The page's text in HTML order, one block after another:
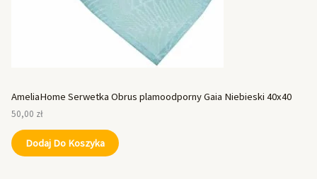
AmeliaHome Serwetka Obrus plamoodporny Gaia Niebieski 40x40
50,00 zł
Dodaj Do Koszyka